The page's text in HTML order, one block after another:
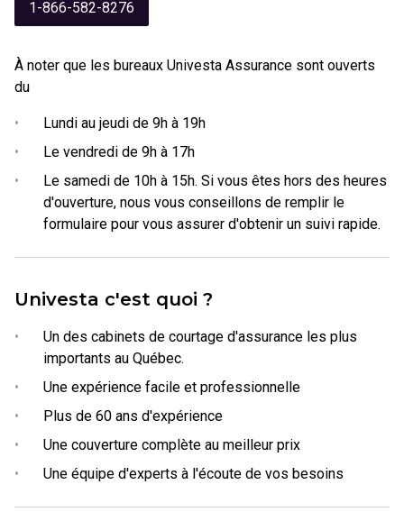
1-866-582-8276
À noter que les bureaux Univesta Assurance sont ouverts
du
•
Lundi au jeudi de 9h à 19h
•
Le vendredi de 9h à 17h
•
Le samedi de 10h à 15h. Si vous êtes hors des heures
d'ouverture, nous vous conseillons de remplir le
formulaire pour vous assurer d'obtenir un suivi rapide.
Univesta c'est quoi ?
•
Un des cabinets de courtage d'assurance les plus
importants au Québec.
•
Une expérience facile et professionnelle
•
Plus de 60 ans d'expérience
•
Une couverture complète au meilleur prix
•
Une équipe d'experts à l'écoute de vos besoins